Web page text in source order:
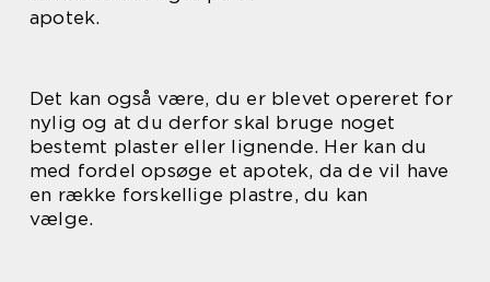
apotek.
Det kan også være, du er blevet opereret for
nylig og at du derfor skal bruge noget
bestemt plaster eller lignende. Her kan du
med fordel opsøge et apotek, da de vil have
en række forskellige plastre, du kan
vælge.